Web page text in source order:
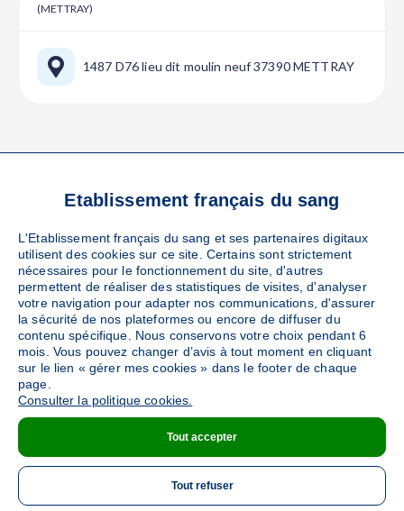
(METTRAY)
1487 D76 lieu dit moulin neuf 37390 METTRAY
VOS RÉFÉRENTS
LOCAUX
EFS REGIONAL CONTACT
Référent EFS
Cpdl.monrdvdondesang@efs.sante.fr
Etablissement français du sang
L'Etablissement français du sang et ses partenaires digitaux
utilisent des cookies sur ce site. Certains sont strictement
nécessaires pour le fonctionnement du site, d'autres
permettent de réaliser des statistiques de visites, d'analyser
votre navigation pour adapter nos communications, d'assurer
la sécurité de nos plateformes ou encore de diffuser du
contenu spécifique. Nous conservons votre choix pendant 6
mois. Vous pouvez changer d’avis à tout moment en cliquant
sur le lien « gérer mes cookies » dans le footer de chaque
page.
Consulter la politique cookies.
Tout accepter
Tout refuser